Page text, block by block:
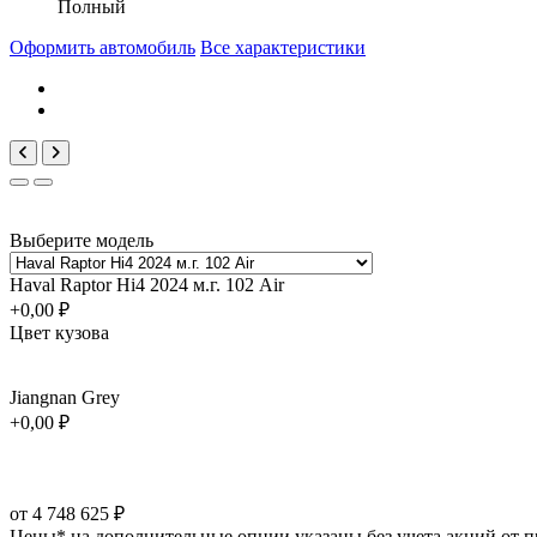
Полный
Оформить автомобиль Все характеристики
Выберите модель
Haval Raptor Hi4 2024 м.г. 102 Air
+0,00 ₽
Цвет кузова
Jiangnan Grey
+0,00 ₽
от 4 748 625 ₽